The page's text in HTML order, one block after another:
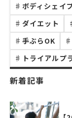
♯ ボディシェイ
♯ ダイエット
♯ 手ぶらOK ♯
♯ トライアルプ
新着記事